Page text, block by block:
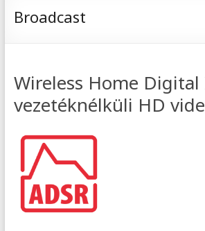
Broadcast
Wireless Home
vezetéknélküli HD